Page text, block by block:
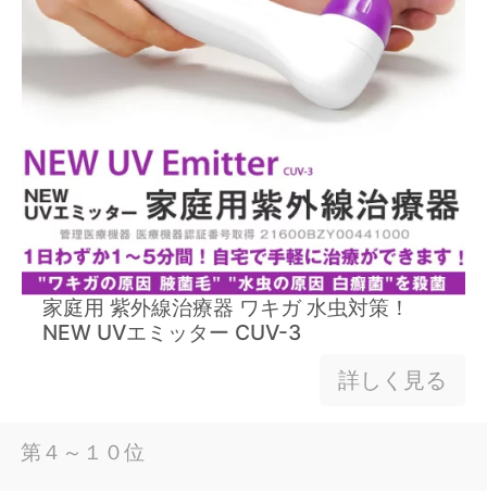
家庭用 紫外線治療器 ワキガ 水虫対策！
NEW UVエミッター CUV-3
詳しく見る
第４～１０位